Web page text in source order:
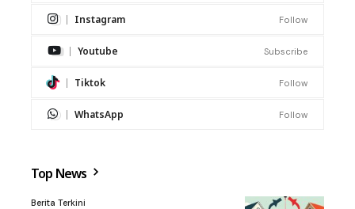
Instagram Follow
Youtube Subscribe
Tiktok Follow
WhatsApp Follow
Top News
Berita Terkini